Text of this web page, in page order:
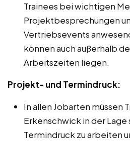
Trainees bei wichtigen
Projektbesprechungen
Vertriebsevents
können auch außerhalb
Arbeitszeiten liegen.
Projekt- und Termindruck:
In allen Jobarten müssen
Erkenschwick in der Lage
Termindruck zu arbeiten